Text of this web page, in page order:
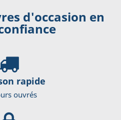
d'occasion en
rapide
ouvrés